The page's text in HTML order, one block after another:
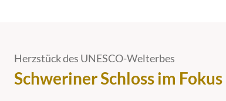
Herzstück des UNESCO-Welterbes
Schweriner Schloss im Fokus